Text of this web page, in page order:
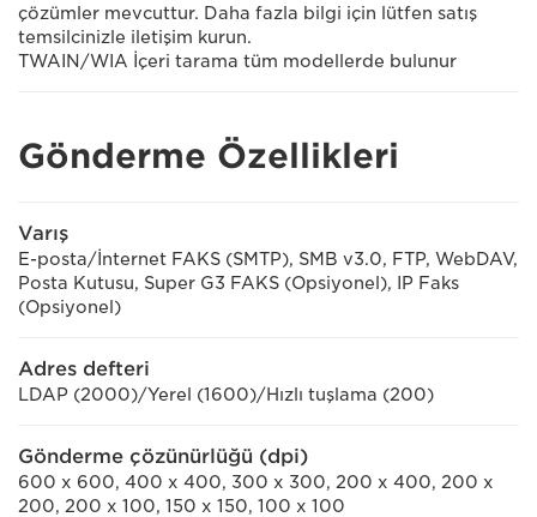
çözümler mevcuttur. Daha fazla bilgi için lütfen satış
temsilcinizle iletişim kurun.
TWAIN/WIA İçeri tarama tüm modellerde bulunur
Gönderme Özellikleri
Varış
E-posta/İnternet FAKS (SMTP), SMB v3.0, FTP, WebDAV,
Posta Kutusu, Super G3 FAKS (Opsiyonel), IP Faks
(Opsiyonel)
Adres defteri
LDAP (2000)/Yerel (1600)/Hızlı tuşlama (200)
Gönderme çözünürlüğü (dpi)
600 x 600, 400 x 400, 300 x 300, 200 x 400, 200 x
200, 200 x 100, 150 x 150, 100 x 100